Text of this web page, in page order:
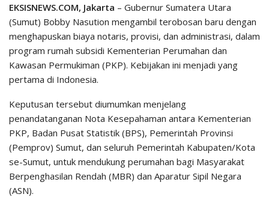
EKSISNEWS.COM, Jakarta – Gubernur Sumatera Utara
(Sumut) Bobby Nasution mengambil terobosan baru dengan
menghapuskan biaya notaris, provisi, dan administrasi, dalam
program rumah subsidi Kementerian Perumahan dan
Kawasan Permukiman (PKP). Kebijakan ini menjadi yang
pertama di Indonesia.
Keputusan tersebut diumumkan menjelang
penandatanganan Nota Kesepahaman antara Kementerian
PKP, Badan Pusat Statistik (BPS), Pemerintah Provinsi
(Pemprov) Sumut, dan seluruh Pemerintah Kabupaten/Kota
se-Sumut, untuk mendukung perumahan bagi Masyarakat
Berpenghasilan Rendah (MBR) dan Aparatur Sipil Negara
(ASN).